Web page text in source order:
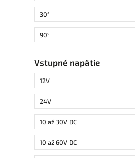
Smerovka
Čelovka
30°
90°
Vstupné napätie
12V
24V
10 až 30V DC
10 až 60V DC